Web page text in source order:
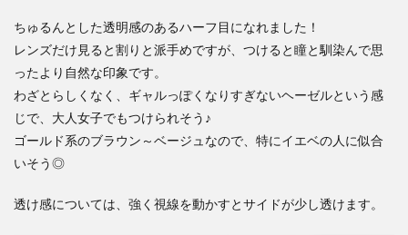
ちゅるんとした透明感のあるハーフ目になれました！
レンズだけ見ると割りと派手めですが、つけると瞳と馴染んで思
ったより自然な印象です。
わざとらしくなく、ギャルっぽくなりすぎないヘーゼルという感
じで、大人女子でもつけられそう♪
ゴールド系のブラウン～ベージュなので、特にイエベの人に似合
いそう◎
透け感については、強く視線を動かすとサイドが少し透けます。